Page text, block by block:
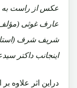
عکس از راست به
عارف غوثی (مؤلف
شریف شرف
اینجانب داکتر
دراین اثر علاوه